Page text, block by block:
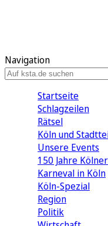
Navigation
Startseite
Schlagzeilen
Rätsel
Köln und
Unsere Events
150 Jahre
Karneval in Köln
Köln-Spezial
Region
Politik